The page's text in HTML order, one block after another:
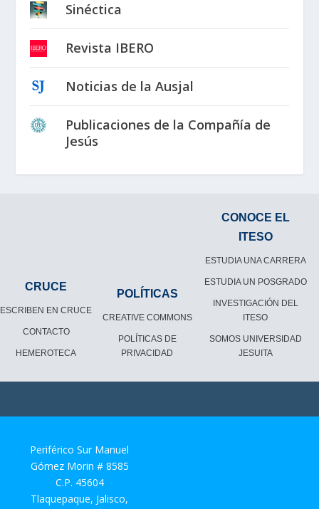
Sinéctica
Revista IBERO
Noticias de la Ausjal
Publicaciones de la Compañía de
Jesús
CRUCE
ESCRIBEN EN CRUCE
CONTACTO
HEMEROTECA
POLÍTICAS
CREATIVE COMMONS
POLÍTICAS DE
PRIVACIDAD
CONOCE EL
ITESO
ESTUDIA UNA CARRERA
ESTUDIA UN POSGRADO
INVESTIGACIÓN DEL
ITESO
SOMOS UNIVERSIDAD
JESUITA
Periférico Sur Manuel
Gómez Morin # 8585
C.P. 45604
Tlaquepaque, Jalisco,